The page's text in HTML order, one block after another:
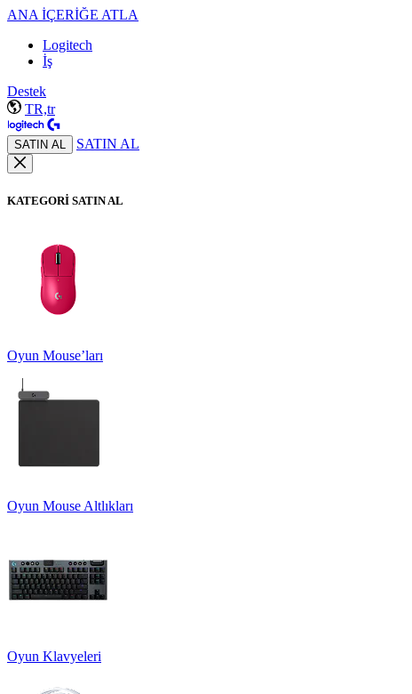
ANA İÇERİĞE ATLA
Logitech
İş
Destek
TR,tr
SATIN AL SATIN AL
KATEGORİ SATIN AL
Oyun Mouse’ları
Oyun Mouse Altlıkları
Oyun Klavyeleri